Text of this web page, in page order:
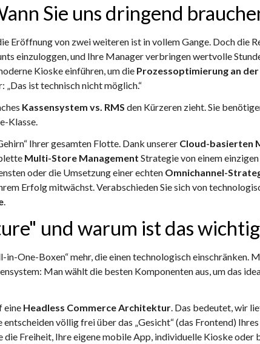
Sie uns dringend
Eröffnung von zwei weiteren ist in vollem Gange. Doch die
einzuloggen, und Ihre Manager verbringen wertvolle
Kioske einführen, um die Prozessoptimierung an
ist technisch nicht möglich.“
Kassensystem vs. RMS den Kürzeren zieht. Sie
Klasse.
Ihrer gesamten Flotte. Dank unserer Cloud-basierten
Multi-Store Management Strategie von einem
oder die Umsetzung einer echten Omnichannel-
Erfolg mitwächst. Verabschieden Sie sich von
und warum ist das
One-Boxen“ mehr, die einen technologisch einschränken.
Man wählt die besten Komponenten aus, um das
eine Headless Commerce Architektur . Das bedeutet, wir
völlig frei über das „Gesicht“ (das Frontend) Ihres
die Freiheit, Ihre eigene mobile App, individuelle Kioske oder